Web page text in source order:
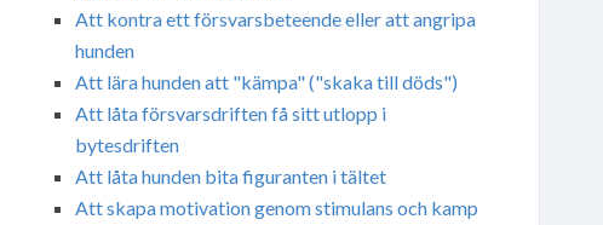
Att kontra ett försvarsbeteende eller att angripa
hunden
Att lära hunden att "kämpa" ("skaka till döds")
Att låta försvarsdriften få sitt utlopp i
bytesdriften
Att låta hunden bita figuranten i tältet
Att skapa motivation genom stimulans och kamp